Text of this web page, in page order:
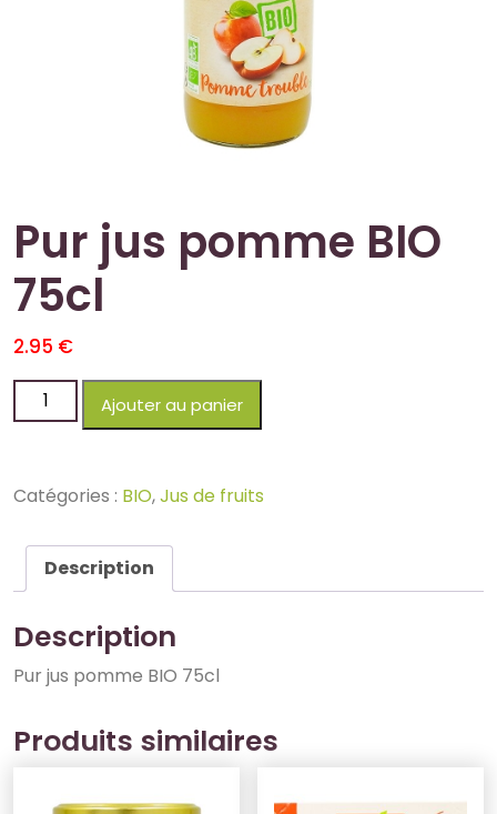
Pur jus pomme BIO
75cl
2.95 €
Ajouter au panier
Catégories : BIO,Jus de fruits
Description
Description
Pur jus pomme BIO 75cl
Produits similaires